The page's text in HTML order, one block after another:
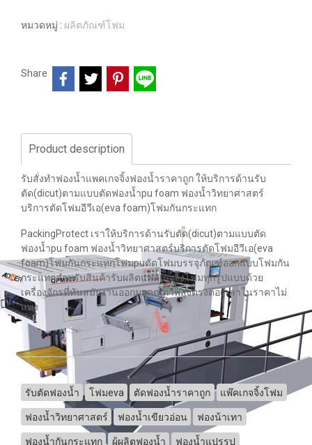
หมวดหมู่ : ผลิตภัณฑ์โฟม
Share
Product description
รับสั่งทำฟองน้ำแพคเกจจิ้งฟองน้ำราคาถูก ให้บริการด้านรับ
ตัด(dicut)ตามแบบตัดฟองน้ำpu foam ฟองน้ำวิทยาศาสตร์
บริการตัดโฟมอีวีเอ(eva foam)โฟมกันกระแทก
PackingProtect เราให้บริการด้านรับตัด(dicut)ตามแบบตัด
ฟองน้ำpu foam ฟองน้ำวิทยาศาสตร์บริการตัดโฟมอีวีเอ(eva
foam)โฟมกันกระแทกโฟมpuตัดโฟมบรรจุภัณฑ์ออกแบบโฟมกัน
กระแทกสำหรับสินค้ารับผลิตแพคเกจจิ้งโฟมทุกรูปแบบด้วย
เครื่องจักรที่ทันสมัยงานออกมาคุณภาพสูงตรงต่อเวลาในราคาไม่
แพง
รับตัดฟองน้ำ โฟมeva ตัดฟองน้ำราคาถูก แพ๊คเกจจิ้งโฟม
ฟองน้ำวิทยาศาสตร์ ฟองน้ำเขียวอ่อน ฟองน้าเทา
ฟองน้ำกันกระแทก ผู้ผลิตฟองน้ำ ฟองน้ำแปรรูป